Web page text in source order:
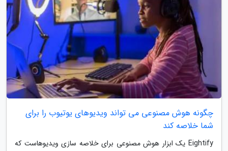
چگونه هوش مصنوعی می تواند ویدیوهای یوتیوب را برای
شما خلاصه کند
Eightify یک ابزار هوش مصنوعی برای خلاصه سازی ویدیوهاست که